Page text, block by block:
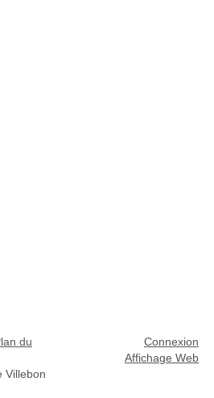
du
Villebon
Connexion
Affichage Web